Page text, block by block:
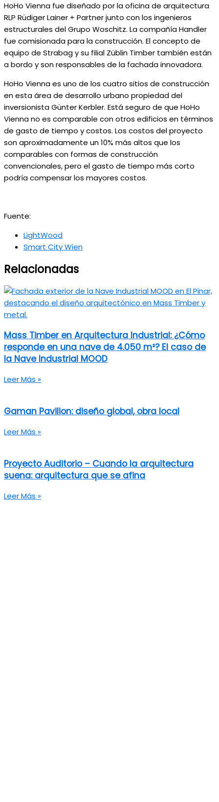
HoHo Vienna fue diseñado por la oficina de arquitectura
RLP Rüdiger Lainer + Partner junto con los ingenieros
estructurales del Grupo Woschitz. La compañía Handler
fue comisionada para la construcción. El concepto de
equipo de Strabag y su filial Züblin Timber también están
a bordo y son responsables de la fachada innovadora.
HoHo Vienna es uno de los cuatro sitios de construcción
en esta área de desarrollo urbano propiedad del
inversionista Günter Kerbler. Está seguro de que HoHo
Vienna no es comparable con otros edificios en términos
de gasto de tiempo y costos. Los costos del proyecto
son aproximadamente un 10% más altos que los
comparables con formas de construcción
convencionales, pero el gasto de tiempo más corto
podría compensar los mayores costos.
Fuente:
LightWood
Smart City Wien
Relacionadas
Mass Timber en Arquitectura Industrial: ¿Cómo
responde en una nave de 4.050 m²? El caso de
la Nave Industrial MOOD
Leer Más »
Gaman Pavilion: diseño global, obra local
Leer Más »
Proyecto Auditorio – Cuando la arquitectura
suena: arquitectura que se afina
Leer Más »